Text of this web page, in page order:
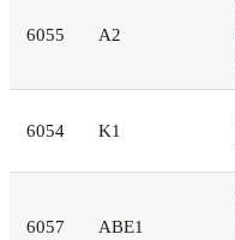
6055 A2
6054 K1
6057 ABE1